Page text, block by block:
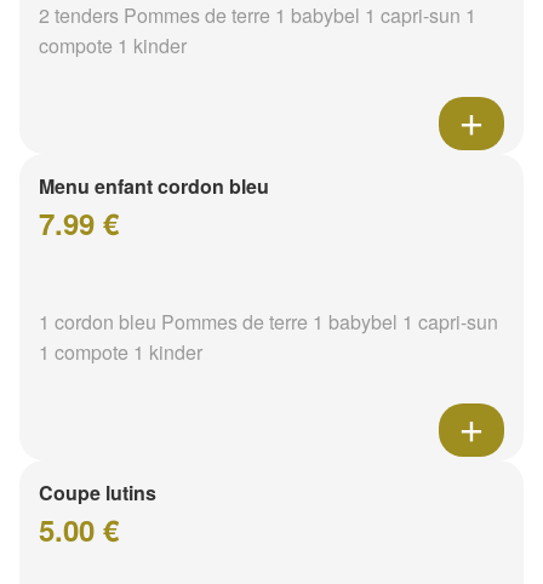
2 tenders Pommes de terre 1 babybel 1 capri-sun 1
compote 1 kinder
Menu enfant cordon bleu
7.99 €
1 cordon bleu Pommes de terre 1 babybel 1 capri-sun
1 compote 1 kinder
Coupe lutins
5.00 €